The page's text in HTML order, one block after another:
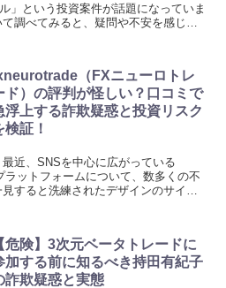
」という投資案件が話題になっていま
調べてみると、疑問や不安を感じざ
（FXニューロトレ
ド）の評判が怪しい？口コミで
浮上する詐欺疑惑と投資リスク
検証！
近、SNSを中心に広がっている
ラットフォームについて、数多くの不
すると洗練されたデザインのサイト
危険】3次元ベータトレードに
加する前に知るべき持田有紀子
詐欺疑惑と実態